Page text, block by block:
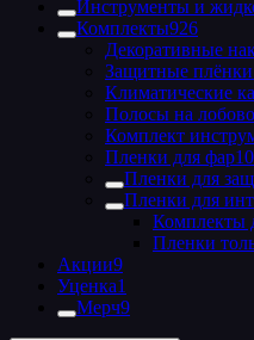
Инструменты и
Комплекты926
Декоративные
Защитные плёнки
Климатические
Полосы на
Комплект
Пленки для фар
Пленки для
Пленки для
Комплекты
Пленки
Акции9
Уценка1
Мерч9